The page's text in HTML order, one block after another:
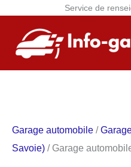
Service de
contenu
Garage automobile /
Savoie) / Garage